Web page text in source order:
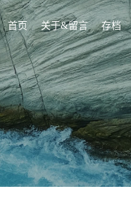
首页 关于&留言 存档